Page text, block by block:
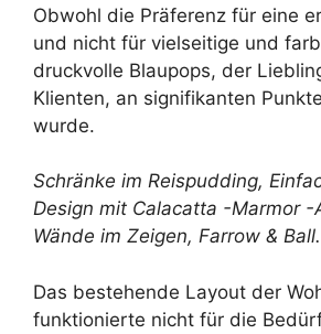
Obwohl die Präferenz für eine
und nicht für vielseitige und
druckvolle Blaupops, der
Klienten, an signifikanten
wurde.
Schränke im Reispudding,
Design mit Calacatta -Marmor -
Wände im Zeigen, Farrow & Ball.
Das bestehende Layout der
funktionierte nicht für die